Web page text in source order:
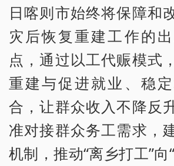
日喀则市始终将保障和
灾后恢复重建工作的
点，通过以工代赈模式
重建与促进就业、稳
合，让群众收入不降反
准对接群众务工需求，
机制，推动“离乡打工”向